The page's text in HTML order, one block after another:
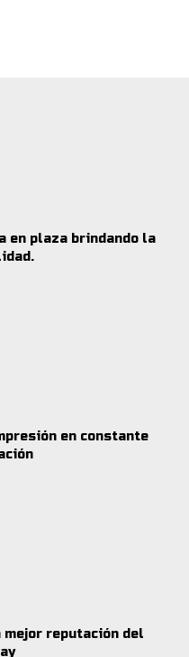
en plaza brindando la
en constante
mejor reputación del